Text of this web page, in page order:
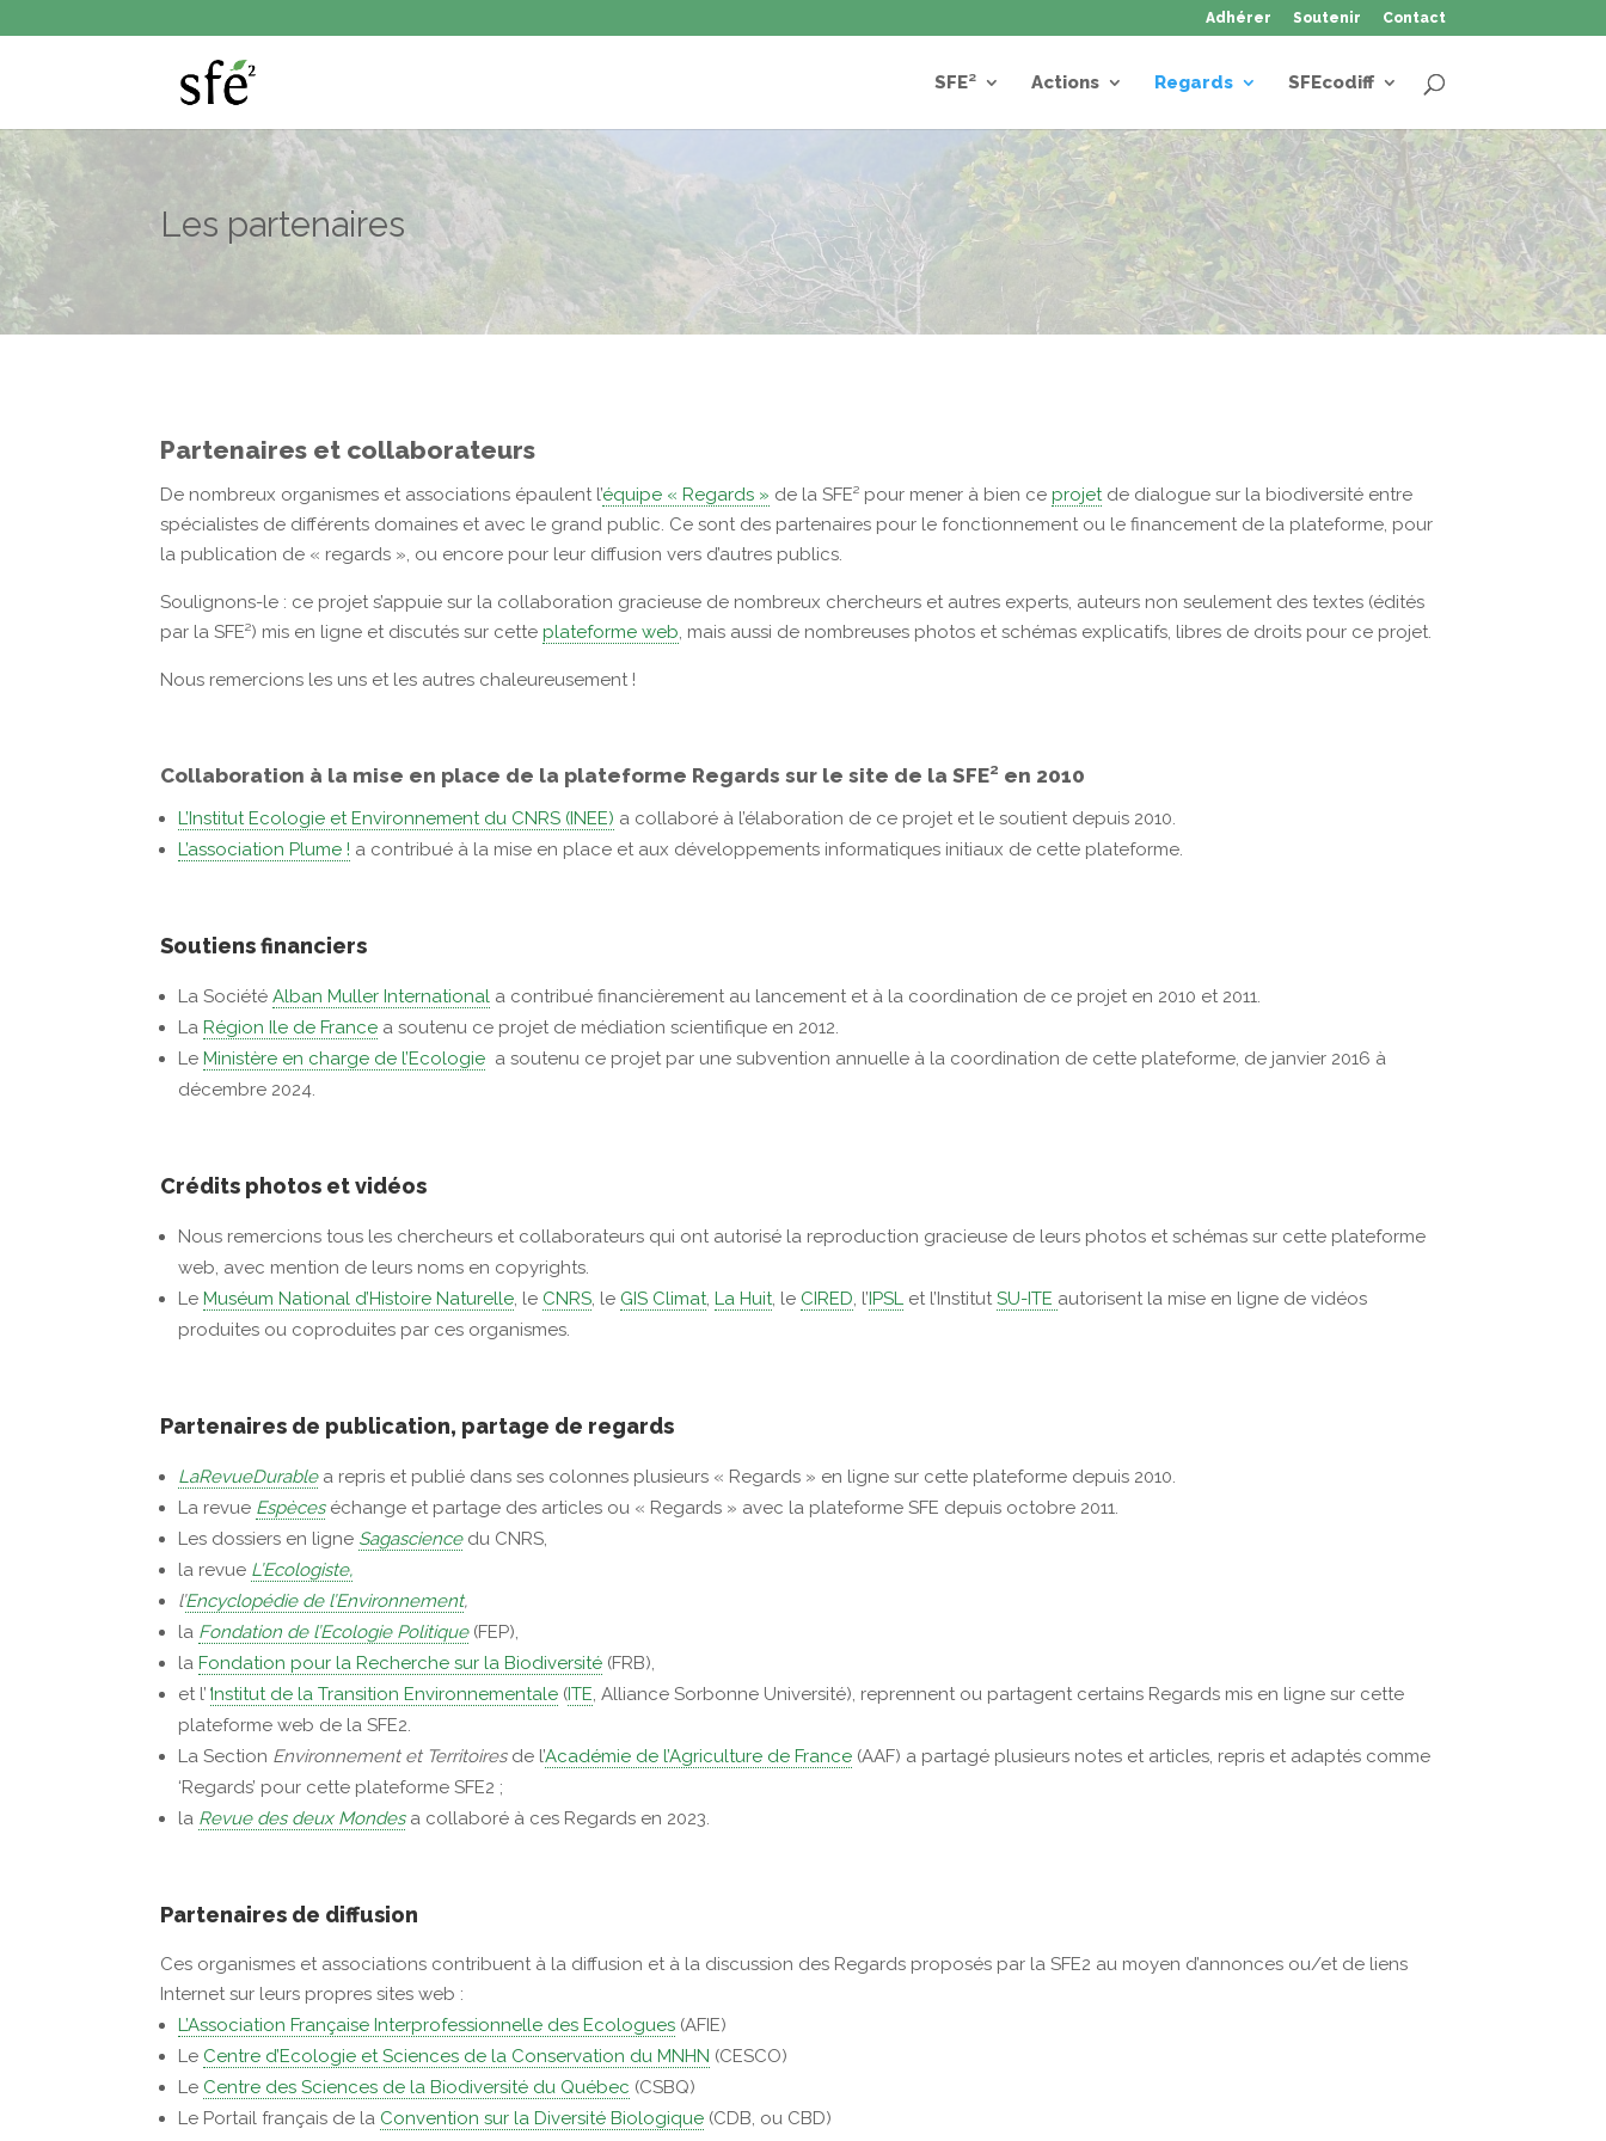
Adhérer Soutenir Contact
SFE² Actions Regards SFEcodiff
Les partenaires
Partenaires et collaborateurs
De nombreux organismes et associations épaulent l’équipe « Regards » de la SFE² pour mener à bien ceprojetde dialogue sur la biodiversité entre
spécialistes de différents domaines et avec le grand public. Ce sont des partenaires pour le fonctionnement ou le financement de la plateforme, pour
la publication de « regards », ou encore pour leur diffusion vers d’autres publics.
Soulignons-le : ce projet s’appuie sur la collaboration gracieuse de nombreux chercheurs et autres experts, auteurs non seulement des textes (édités
par la SFE²) mis en ligne et discutés sur cetteplateforme web, mais aussi de nombreuses photos et schémas explicatifs, libres de droits pour ce projet.
Nous remercions les uns et les autres chaleureusement !
Collaboration à la mise en place de la plateforme Regards sur le site de la SFE² en 2010
L’Institut Ecologie et Environnement du CNRS (INEE) a collaboré à l’élaboration de ce projet et le soutient depuis 2010.
L’association Plume ! a contribué à la mise en place et aux développements informatiques initiaux de cette plateforme.
Soutiens financiers
La SociétéAlban Muller International a contribué financièrement au lancement et à la coordination de ce projet en 2010 et 2011.
LaRégion Ile de France a soutenu ce projet de médiation scientifique en 2012.
LeMinistère en charge de l’Ecologie a soutenu ce projet par une subvention annuelle à la coordination de cette plateforme, de janvier 2016 à
décembre 2024.
Crédits photos et vidéos
Nous remercions tous les chercheurs et collaborateurs qui ont autorisé la reproduction gracieuse de leurs photos et schémas sur cette plateforme
web, avec mention de leurs noms en copyrights.
LeMuséum National d’Histoire Naturelle, le CNRS, le GIS Climat,La Huit, le CIRED, l’IPSL et l’InstitutSU-ITE autorisent la mise en ligne de vidéos
produites ou coproduites par ces organismes.
Partenaires de publication, partage de regards
LaRevueDurablea repris et publié dans ses colonnes plusieurs « Regards » en ligne sur cette plateforme depuis 2010.
La revue Espèceséchange et partage des articles ou « Regards » avec la plateforme SFE depuis octobre 2011.
Les dossiers en ligne Sagasciencedu CNRS,
la revue L’Ecologiste,
l’Encyclopédie de l’Environnement,
la Fondation de l’Ecologie Politique(FEP),
laFondation pour la Recherche sur la Biodiversité (FRB),
et l’ ‘Institut de la Transition Environnementale (ITE, Alliance Sorbonne Université), reprennent ou partagent certains Regards mis en ligne sur cette
plateforme web de la SFE2.
La Section Environnement et Territoiresde l’Académie de l’Agriculture de France (AAF) a partagé plusieurs notes et articles, repris et adaptés comme
‘Regards’ pour cette plateforme SFE2 ;
la Revue des deux Mondesa collaboré à ces Regards en 2023.
Partenaires de diffusion
Ces organismes et associations contribuent à la diffusion et à la discussion des Regards proposés par la SFE2 au moyen d’annonces ou/et de liens
Internet sur leurs propres sites web :
L’Association Française Interprofessionnelle des Ecologues (AFIE)
Le Centre d’Ecologie et Sciences de la Conservation du MNHN (CESCO)
Le Centre des Sciences de la Biodiversité du Québec (CSBQ)
Le Portail français de la Convention sur la Diversité Biologique (CDB, ou CBD)